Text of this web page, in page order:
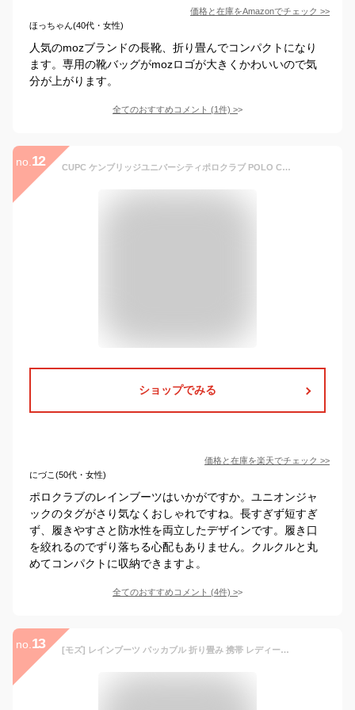
価格と在庫をAmazonでチェック >>
ほっちゃん(40代・女性)
人気のmozブランドの長靴、折り畳んでコンパクトになり
ます。専用の靴バッグがmozロゴが大きくかわいいので気
分が上がります。
全てのおすすめコメント (1件) >
no. 12 CUPC ケンブリッジユニバーシティポロクラブ POLO CLUB レインブーツ レディース ロング 折りたたみ 長靴 おしゃれ フード付き 雨 雪 滑りにくい レインシューズ アウトドア ガーデニング 通勤 無地 ローヒール 歩きやすい 携帯 ポケッタブル 雨 雪 黒
ショップでみる
価格と在庫を楽天でチェック >>
にづこ(50代・女性)
ポロクラブのレインブーツはいかがですか。ユニオンジャ
ックのタグがさり気なくおしゃれですね。長すぎず短すぎ
ず、履きやすさと防水性を両立したデザインです。履き口
を絞れるのでずり落ちる心配もありません。クルクルと丸
めてコンパクトに収納できますよ。
全てのおすすめコメント (4件) >
no. 13 [モズ] レインブーツ パッカブル 折り畳み 携帯 レディース ジュニア シューズバッグ付き 5518316 カーキ 25.0 cm 3E